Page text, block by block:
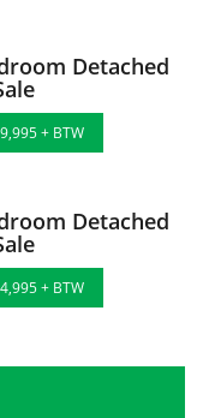
Detached
+ BTW
Detached
+ BTW